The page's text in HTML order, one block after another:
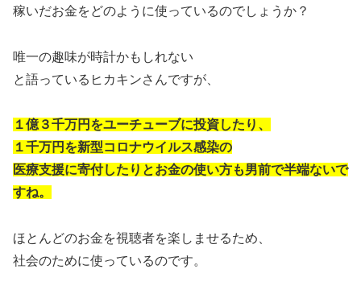
稼いだお金をどのように使っているのでしょうか？
唯一の趣味が時計かもしれない
と語っているヒカキンさんですが、
１億３千万円をユーチューブに投資したり、
１千万円を新型コロナウイルス感染の
医療支援に寄付したりとお金の使い方も男前で半端ないで
すね。
ほとんどのお金を視聴者を楽しませるため、
社会のために使っているのです。